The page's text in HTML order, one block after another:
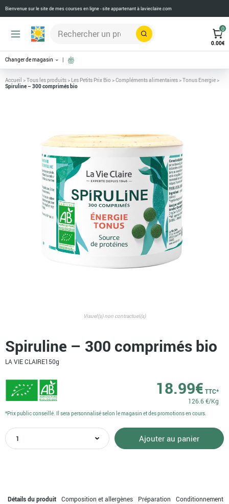
Bienvenue sur le site de mes courses en ligne - site appartenant àlavieclaire.com
Rechercher
0
0.00€
Changer de magasin
Accueil >Tous les produits> Les Petits Prix Bio >Compléments alimentaires>Tonus Energie>
Spiruline – 300 comprimés bio
Visuel(s) non contractuel(s)
Spiruline – 300 comprimés bio
LA VIE CLAIRE150g
18.99€ TTC*
126.6 €/Kg
quantité
de
bio
Ajouter au panier
*Prix public conseillé. Il sera personnalisé selon le magasin et des promotions en cours.
Détails du produit Composition et allergènes Préparation Conditionnement